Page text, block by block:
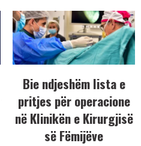
Bie ndjeshëm lista e
pritjes për operacione
në Klinikën e Kirurgjisë
së Fëmijëve